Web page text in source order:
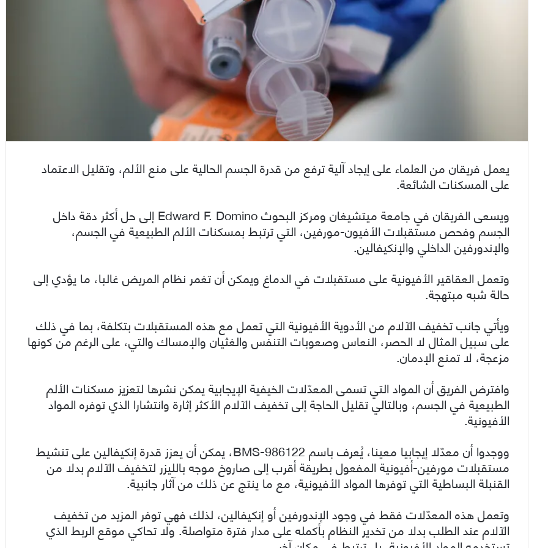
يعمل فريقان من العلماء على إيجاد آلية ترفع من قدرة الجسم الحالية على منع الألم، وتقليل الاعتماد
على المسكنات الشائعة.
ويسعى الفريقان في جامعة ميتشيغان ومركز البحوث Edward F. Domino إلى حل أكثر دقة داخل
الجسم وفحص مستقبلات الأفيون-مورفين، التي ترتبط بمسكنات الألم الطبيعية في الجسم،
والإندورفين الداخلي والإنكيفالين.
وتعمل العقاقير الأفيونية على مستقبلات في الدماغ ويمكن أن تغمر نظام المريض غالبا، ما يؤدي إلى
حالة شبه مبتهجة.
ويأتي جانب تخفيف الآلام من الأدوية الأفيونية التي تعمل مع هذه المستقبلات بتكلفة، بما في ذلك
على سبيل المثال لا الحصر، النعاس وصعوبات التنفس والغثيان والإمساك والتي، على الرغم من كونها
مزعجة، لا تمنع الإدمان.
وافترض الفريق أن المواد التي تسمى المعدّلات الخيفية الإيجابية يمكن نشرها لتعزيز مسكنات الألم
الطبيعية في الجسم، وبالتالي تقليل الحاجة إلى تخفيف الآلام الأكثر إثارة وانتشارا الذي توفره المواد
الأفيونية.
ووجدوا أن معدّلا إيجابيا معينا، يُعرف باسم BMS-986122، يمكن أن يعزز قدرة إنكيفالين على تنشيط
مستقبلات مورفين-أفيونية المفعول بطريقة أقرب إلى صاروخ موجه بالليزر لتخفيف الآلام بدلا من
القنبلة البساطية التي توفرها المواد الأفيونية، مع ما ينتج عن ذلك من آثار جانبية.
وتعمل هذه المعدّلات فقط في وجود الإندورفين أو إنكيفالين، لذلك فهي توفر المزيد من تخفيف
الآلام عند الطلب بدلا من تخدير النظام بأكمله على مدار فترة متواصلة. ولا تحاكي موقع الربط الذي